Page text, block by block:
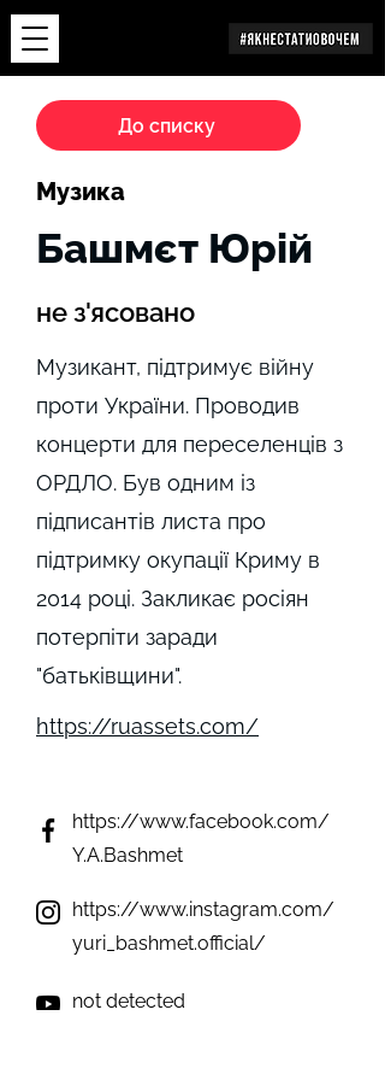
До списку
Музика
не з'ясовано
Башмєт Юрій
Музикант, підтримує війну
проти України. Проводив
концерти для переселенців з
ОРДЛО. Був одним із
підписантів листа про
підтримку окупації Криму в
2014 році. Закликає росіян
потерпіти заради
"батьківщини".
https://ruassets.com/
https://www.facebook.com/
Y.A.Bashmet
https://www.instagram.com/
yuri_bashmet.official/
not detected